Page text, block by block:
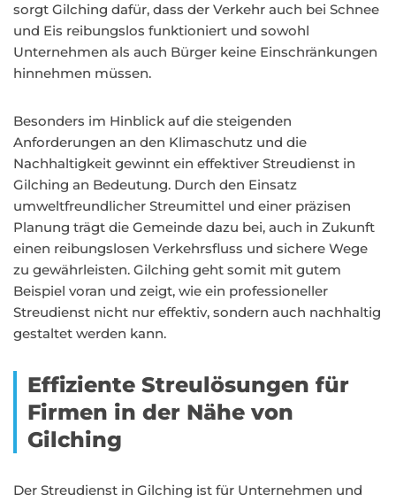
sorgt Gilching dafür, dass der Verkehr auch bei Schnee
und Eis reibungslos funktioniert und sowohl
Unternehmen als auch Bürger keine Einschränkungen
hinnehmen müssen.
Besonders im Hinblick auf die steigenden
Anforderungen an den Klimaschutz und die
Nachhaltigkeit gewinnt ein effektiver Streudienst in
Gilching an Bedeutung. Durch den Einsatz
umweltfreundlicher Streumittel und einer präzisen
Planung trägt die Gemeinde dazu bei, auch in Zukunft
einen reibungslosen Verkehrsfluss und sichere Wege
zu gewährleisten. Gilching geht somit mit gutem
Beispiel voran und zeigt, wie ein professioneller
Streudienst nicht nur effektiv, sondern auch nachhaltig
gestaltet werden kann.
Effiziente Streulösungen für
Firmen in der Nähe von
Gilching
Der Streudienst in Gilching ist für Unternehmen und